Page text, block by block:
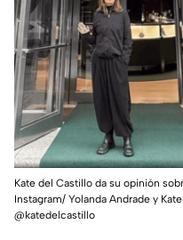
Kate del Castillo da su opinión
Instagram/ Yolanda Andrade y
@katedelcastillo